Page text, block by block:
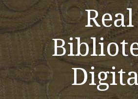
Real